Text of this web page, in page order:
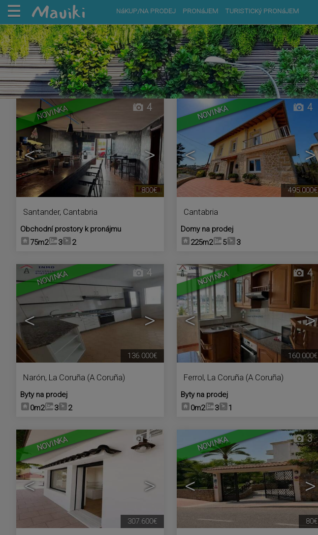
NáKUP/NA PRODEJ PRONáJEM TURISTICKý PRONáJEM
NOVINKA
< >
4
Santander, Cantabria
Obchodní prostory k pronájmu
75m2
3 2
800€
NOVINKA
< >
4
Cantabria
Domy na prodej
225m2
5 3
495.000€
NOVINKA
< >
4
Narón, La Coruña (A Coruña)
Byty na prodej
0m2
3 2
136.000€
NOVINKA
< >
4
Ferrol, La Coruña (A Coruña)
Byty na prodej
0m2
3 1
160.000€
NOVINKA
< >
4
307.600€
NOVINKA
< >
3
80€